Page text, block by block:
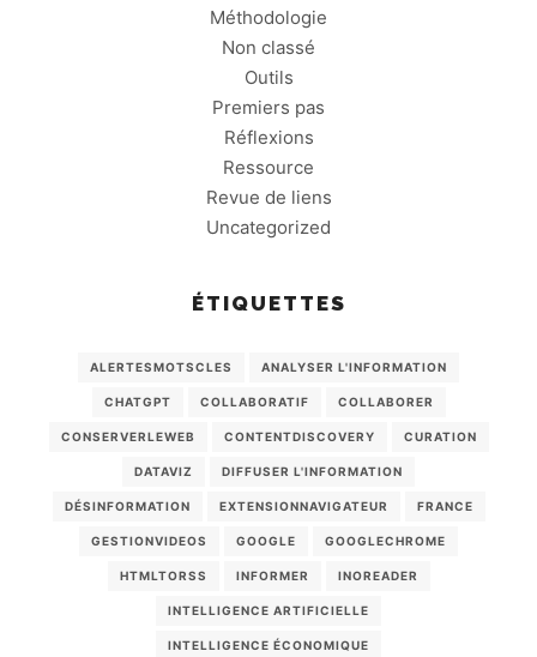
Méthodologie
Non classé
Outils
Premiers pas
Réflexions
Ressource
Revue de liens
Uncategorized
ÉTIQUETTES
ALERTESMOTSCLES ANALYSER L'INFORMATION
CHATGPT COLLABORATIF COLLABORER
CONSERVERLEWEB CONTENTDISCOVERY CURATION
DATAVIZ DIFFUSER L'INFORMATION
DÉSINFORMATION EXTENSIONNAVIGATEUR FRANCE
GESTIONVIDEOS GOOGLE GOOGLECHROME
HTMLTORSS INFORMER INOREADER
INTELLIGENCE ARTIFICIELLE
INTELLIGENCE ÉCONOMIQUE